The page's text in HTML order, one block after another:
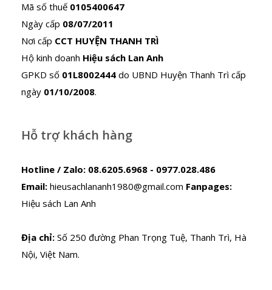
Mã số thuế 0105400647
Ngày cấp 08/07/2011
Nơi cấp CCT HUYỆN THANH TRÌ
Hộ kinh doanh Hiệu sách Lan Anh
GPKD số 01L8002444 do UBND Huyện Thanh Trì cấp
ngày 01/10/2008.
Hỗ trợ khách hàng
Hotline / Zalo: 08.6205.6968 - 0977.028.486
Email: hieusachlananh1980@gmail.com Fanpages:
Hiệu sách Lan Anh
Địa chỉ: Số 250 đường Phan Trọng Tuệ, Thanh Trì, Hà
Nội, Việt Nam.